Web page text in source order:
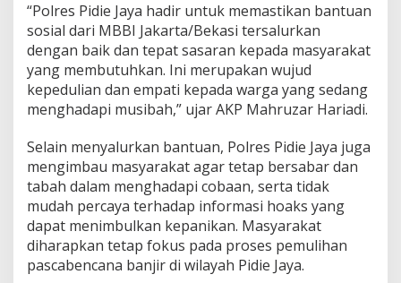
r
t
a
–
B
e
k
s
i
u
n
t
u
k
o
“Polres Pidie Jaya hadir untuk memastikan bantuan
sosial dari MBBI Jakarta/Bekasi tersalurkan
dengan baik dan tepat sasaran kepada masyarakat
yang membutuhkan. Ini merupakan wujud
kepedulian dan empati kepada warga yang sedang
menghadapi musibah,” ujar AKP Mahruzar Hariadi.
Selain menyalurkan bantuan, Polres Pidie Jaya juga
mengimbau masyarakat agar tetap bersabar dan
tabah dalam menghadapi cobaan, serta tidak
mudah percaya terhadap informasi hoaks yang
dapat menimbulkan kepanikan. Masyarakat
diharapkan tetap fokus pada proses pemulihan
pascabencana banjir di wilayah Pidie Jaya.